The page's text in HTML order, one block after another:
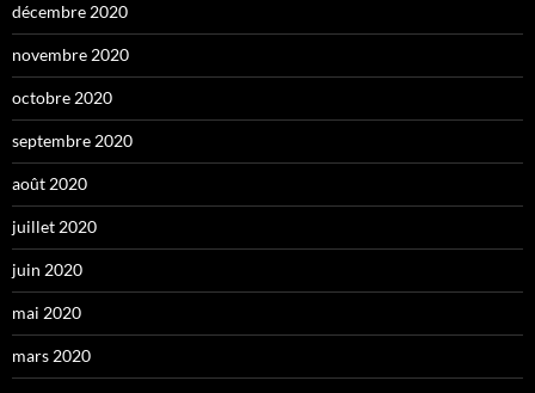
décembre 2020
novembre 2020
octobre 2020
septembre 2020
août 2020
juillet 2020
juin 2020
mai 2020
mars 2020